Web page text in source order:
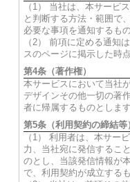
（1） 当社は、本サービ
と判断する方法・範囲で
必要な事項を通知するも
（2） 前項に定める通知
スのページに掲示した時
第4条（著作権）
本サービスにおいて当社
デザインその他一切の著
者に帰属するものとします
第5条（利用契約の締結等
（1） 利用者は、本サー
力、当社宛に発信するこ
のとし、当該発信情報が
で、利用契約が成立する